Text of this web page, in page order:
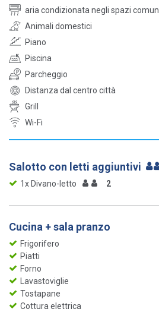
aria condizionata negli spazi
Animali domestici
Piano
Piscina
Parcheggio
Distanza dal centro città
Grill
Wi-Fi
Salotto con letti aggiuntivi
1x Divano-letto 2
Cucina + sala pranzo
Frigorifero
Piatti
Forno
Lavastoviglie
Tostapane
Cottura elettrica